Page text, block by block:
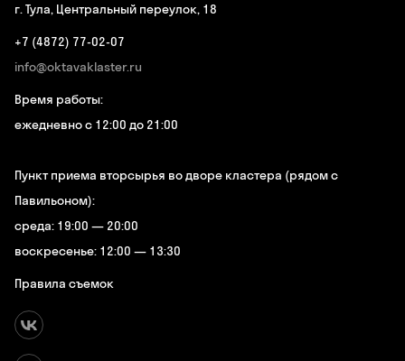
г. Тула, Центральный переулок, 18
+7 (4872) 77-02-07
info@oktavaklaster.ru
Время работы:
ежедневно с 12:00 до 21:00
Пункт приема вторсырья во дворе кластера (рядом с
Павильоном):
среда: 19:00 — 20:00
воскресенье: 12:00 — 13:30
Правила съемок